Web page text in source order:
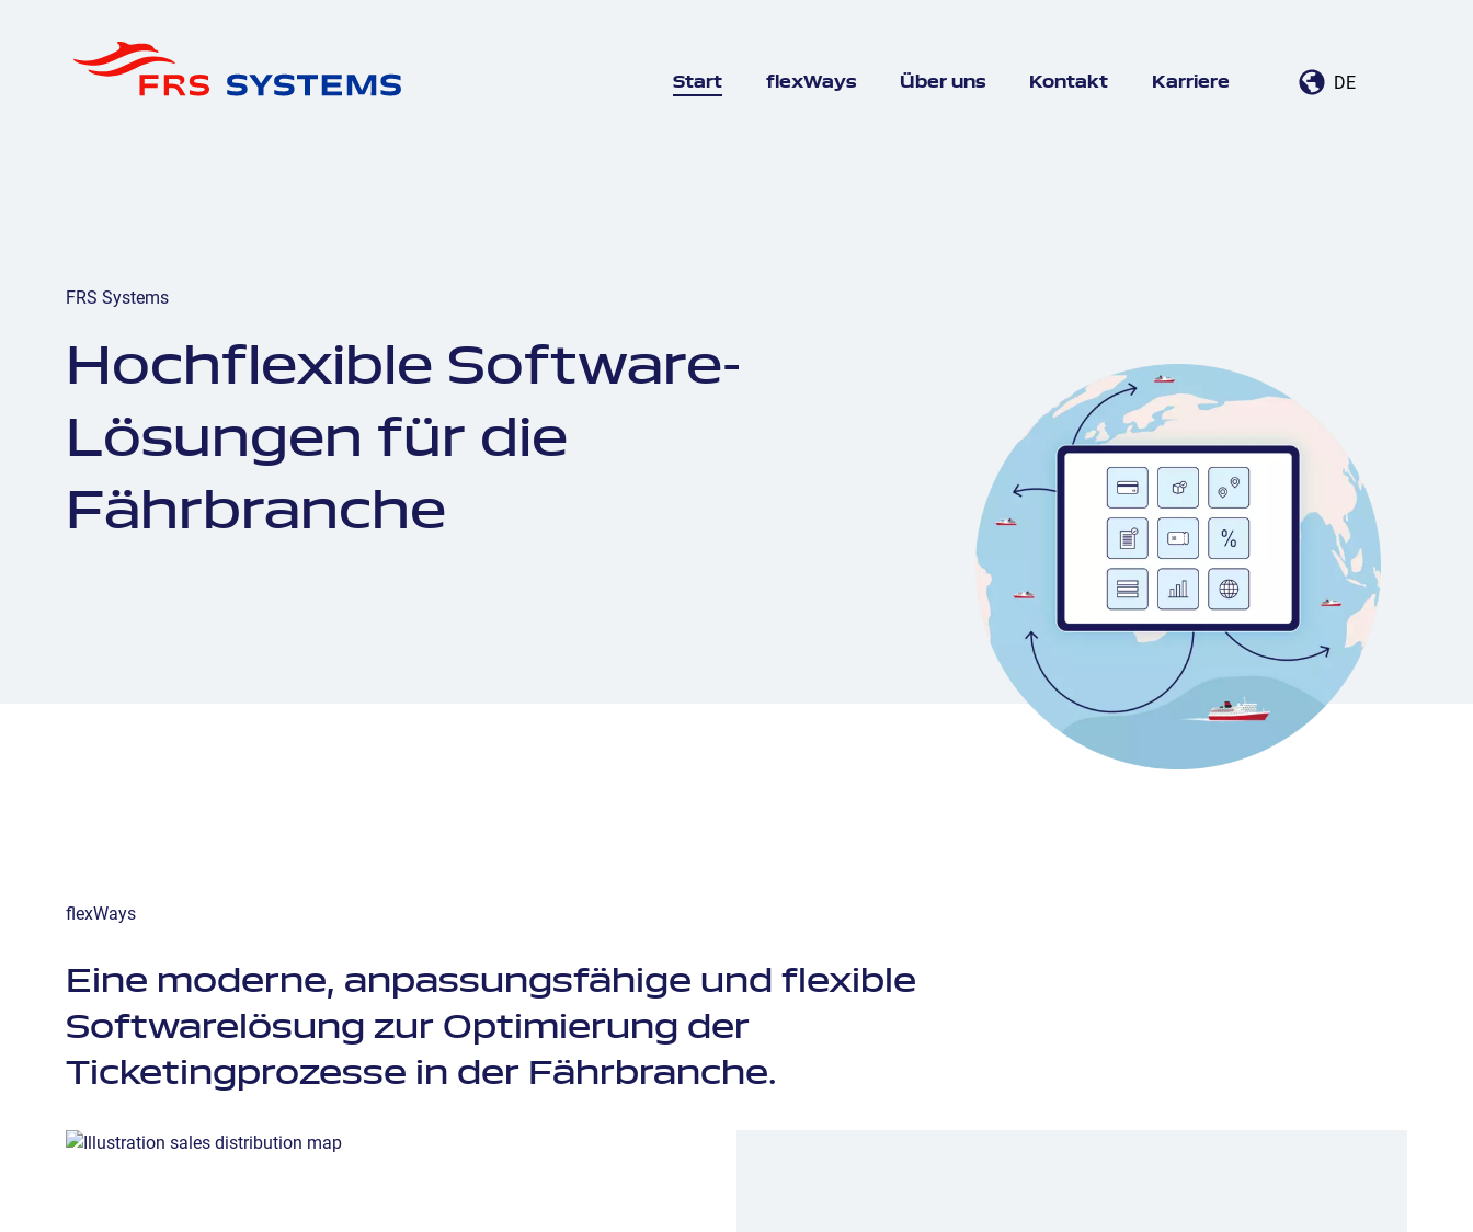
Start flexWays Über uns Kontakt Karriere DE
FRS Systems
Hochflexible Software-
Lösungen für die
Fährbranche
flexWays
Eine moderne, anpassungsfähige und flexible
Softwarelösung zur Optimierung der
Ticketingprozesse in der Fährbranche.